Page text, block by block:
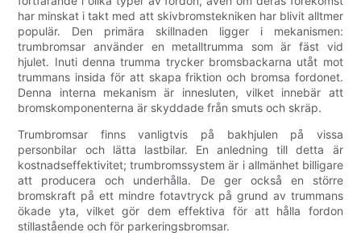
har minskat i takt med att skivbromstekniken har blivit alltmer
populär. Den primära skillnaden ligger i mekanismen:
trumbromsar använder en metalltrumma som är fäst vid
hjulet. Inuti denna trumma trycker bromsbackarna utåt mot
trummans insida för att skapa friktion och bromsa fordonet.
Denna interna mekanism är innesluten, vilket innebär att
bromskomponenterna är skyddade från smuts och skräp.
Trumbromsar finns vanligtvis på bakhjulen på vissa
personbilar och lätta lastbilar. En anledning till detta är
kostnadseffektivitet; trumbromssystem är i allmänhet billigare
att producera och underhålla. De ger också en större
bromskraft på ett mindre fotavtryck på grund av trummans
ökade yta, vilket gör dem effektiva för att hålla fordon
stillastående och för parkeringsbromsar.